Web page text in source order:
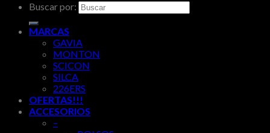
Buscar por:
MARCAS
GAVIA
MONTON
SCICON
SILCA
226ERS
OFERTAS!!!
ACCESORIOS
–